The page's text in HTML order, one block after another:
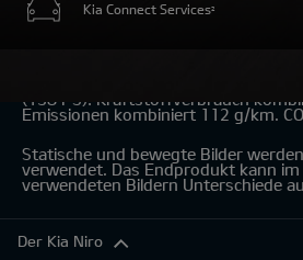
Kia Connect Services2
(138 PS): Kraftstoffverbrauch
Emissionen kombiniert 112 g/km.
Statische und bewegte Bilder
verwendet. Das Endprodukt kann im
verwendeten Bildern Unterschiede
Der Kia Niro